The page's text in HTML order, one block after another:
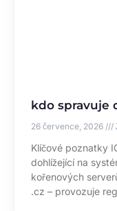
kdo spravuje
26 července, 2026
Klíčové poznatky
dohlížející na
kořenových
.cz – provozuje